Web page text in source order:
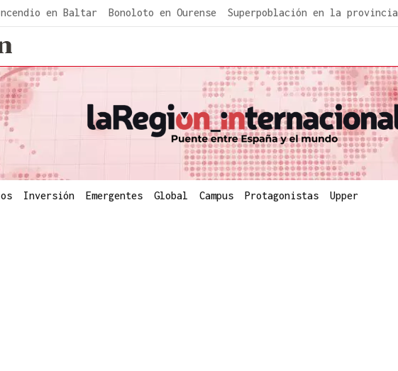
en Baltar Bonoloto en Ourense Superpoblación en la provincia
Inversión Emergentes Global Campus Protagonistas Upper